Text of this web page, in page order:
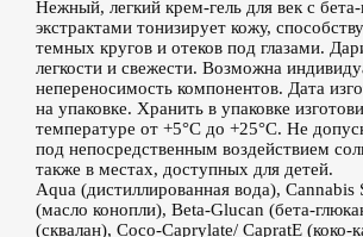
Нежный, легкий крем-гель для век с
экстрактами тонизирует кожу,
темных кругов и отеков под глазами.
легкости и свежести. Возможна
непереносимость компонентов. Дата
на упаковке. Хранить в упаковке
температуре от +5°С до +25°С. Не
под непосредственным воздействием
также в местах, доступных для детей.
Aqua (дистиллированная вода), Cannabis
(масло конопли), Beta-Glucan (бета-
(сквалан), Coco-Caprylate/ CapratE (коко-